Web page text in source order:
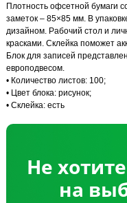
Плотность офсетной бумаги
заметок – 85×85 мм. В
дизайном. Рабочий стол и
красками. Склейка поможет
Блок для записей
европодвесом.
• Количество листов: 100;
• Цвет блока: рисунок;
• Склейка: есть
Не
на